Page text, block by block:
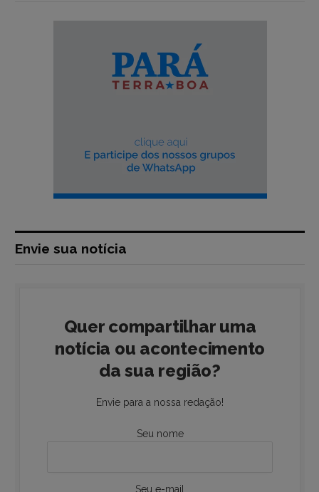
Envie sua notícia
Quer compartilhar uma
notícia ou acontecimento
da sua região?
Envie para a nossa redação!
Seu nome
Seu e-mail